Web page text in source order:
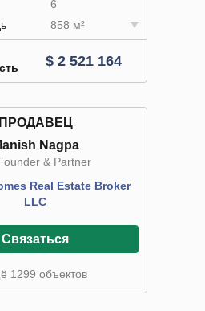
6
858 м²
$ 2 521 164
ПРОДАВЕЦ
Nagpa
& Partner
Real Estate Broker
LLC
Связаться
1299 объектов